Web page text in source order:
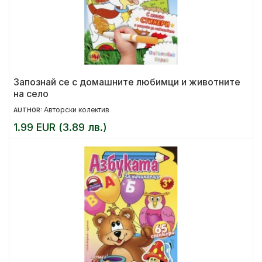
Запознай се с домашните любимци и животните
на село
AUTHOR: Авторски колектив
1.99 EUR (3.89 лв.)